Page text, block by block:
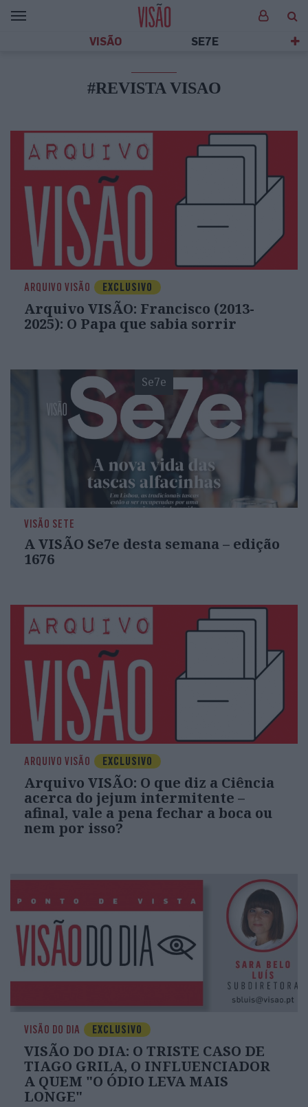
VISÃO SE7E
#REVISTA VISAO
ARQUIVO VISÃO EXCLUSIVO
Arquivo VISÃO: Francisco (2013-
2025): O Papa que sabia sorrir
Se7e
VISÃO SETE
A VISÃO Se7e desta semana – edição
1676
ARQUIVO VISÃO EXCLUSIVO
Arquivo VISÃO: O que diz a Ciência
acerca do jejum intermitente –
afinal, vale a pena fechar a boca ou
nem por isso?
VISÃO DO DIA EXCLUSIVO
VISÃO DO DIA: O TRISTE CASO DE
TIAGO GRILA, O INFLUENCIADOR
A QUEM "O ÓDIO LEVA MAIS
LONGE"